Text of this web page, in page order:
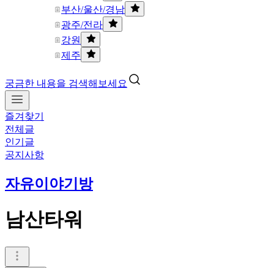
부산/울산/경남
광주/전라
강원
제주
궁금한 내용을 검색해보세요
즐겨찾기
전체글
인기글
공지사항
자유이야기방
남산타워